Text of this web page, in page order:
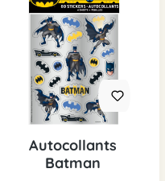
Autocollants
Batman